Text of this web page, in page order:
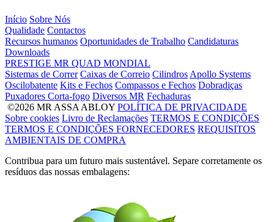
Início Sobre Nós
Qualidade Contactos
Recursos humanos Oportunidades de Trabalho Candidaturas
Downloads
PRESTIGE MR QUAD MONDIAL
Sistemas de Correr Caixas de Correio Cilindros Apollo Systems
Oscilobatente Kits e Fechos Compassos e Fechos Dobradiças
Puxadores Corta-fogo Diversos MR Fechaduras
©2026 MR ASSA ABLOY POLÍTICA DE PRIVACIDADE
Sobre cookies Livro de Reclamações TERMOS E CONDIÇÕES
TERMOS E CONDIÇÕES FORNECEDORES REQUISITOS
AMBIENTAIS DE COMPRA
Contribua para um futuro mais sustentável. Separe corretamente os
resíduos das nossas embalagens: